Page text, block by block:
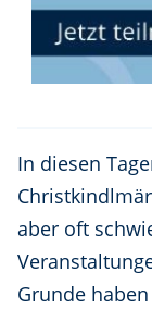
In diesen
aber oft
Grunde